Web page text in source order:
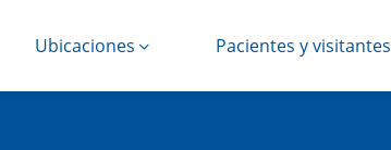
Ubicaciones Pacientes y visitantes